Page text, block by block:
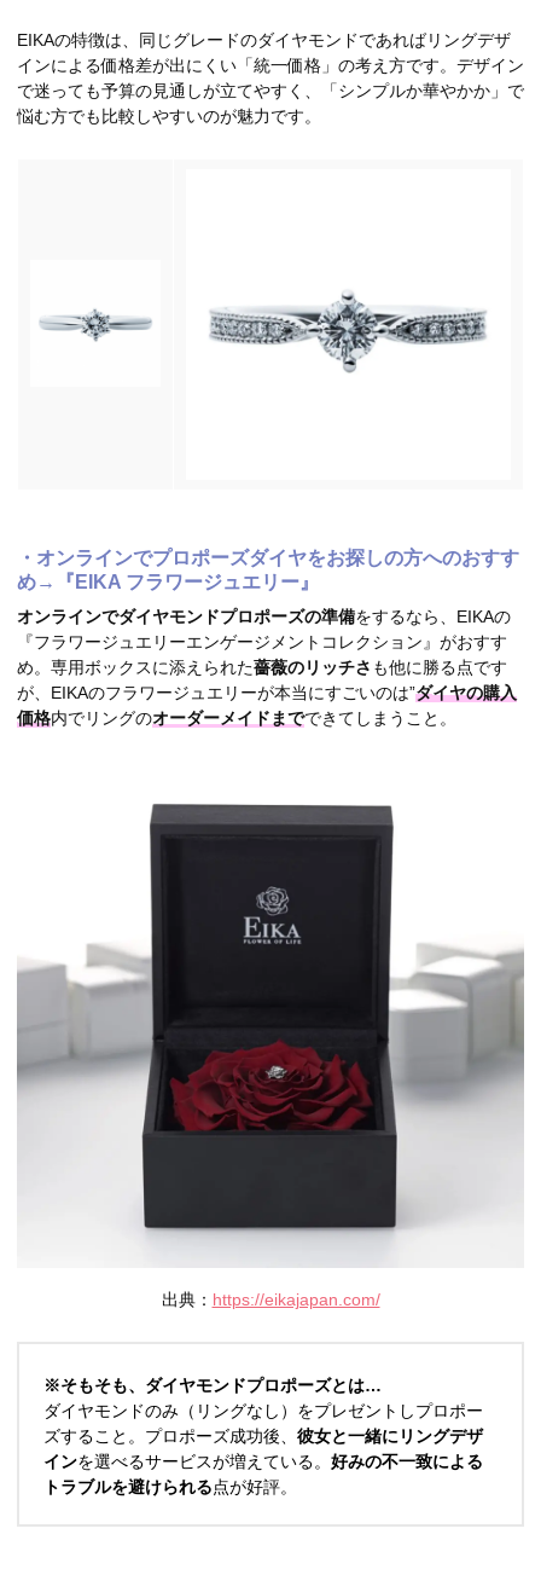
EIKAの特徴は、同じグレードのダイヤモンドであればリングデザ
インによる価格差が出にくい「統一価格」の考え方です。デザイン
で迷っても予算の見通しが立てやすく、「シンプルか華やかか」で
悩む方でも比較しやすいのが魅力です。
・オンラインでプロポーズダイヤをお探しの方へのおすす
め→『EIKA フラワージュエリー』
オンラインでダイヤモンドプロポーズの準備をするなら、EIKAの
『フラワージュエリーエンゲージメントコレクション』がおすす
め。専用ボックスに添えられた薔薇のリッチさ も他に勝る点です
が、EIKAのフラワージュエリーが本当にすごいのは”ダイヤの購入
価格内でリングのオーダーメイドまでできてしまうこと。
出典： https://eikajapan.com/
※そもそも、ダイヤモンドプロポーズとは…
ダイヤモンドのみ（リングなし）をプレゼントしプロポー
ズすること。プロポーズ成功後、 彼女と一緒にリングデザ
インを選べるサービスが増えている。 好みの不一致による
トラブルを避けられる点が好評。